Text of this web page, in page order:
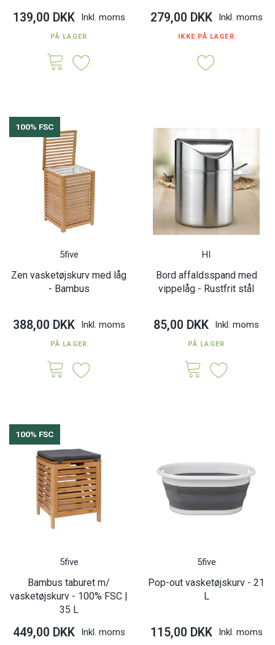
139,00 DKK Inkl. moms
PÅ LAGER
279,00 DKK Inkl. moms
IKKE PÅ LAGER
100% FSC
5five
Zen vasketøjskurv med låg
- Bambus
388,00 DKK Inkl. moms
PÅ LAGER
HI
Bord affaldsspand med
vippelåg - Rustfrit stål
85,00 DKK Inkl. moms
PÅ LAGER
100% FSC
5five
Bambus taburet m/
vasketøjskurv - 100% FSC |
35 L
449,00 DKK Inkl. moms
5five
Pop-out vasketøjskurv - 21
L
115,00 DKK Inkl. moms